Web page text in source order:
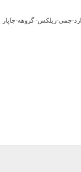
جمی-ریلکس- گروهه-جاپار